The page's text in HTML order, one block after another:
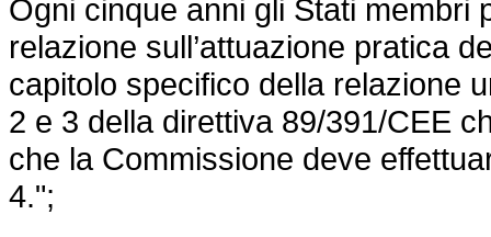
Ogni cinque anni gli Stati membri
relazione sull’attuazione pratica
capitolo specifico della relazione
2 e 3 della direttiva 89/391/CEE
che la Commissione deve
4.";